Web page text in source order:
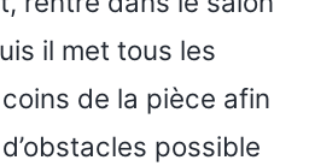
il met tous les
de la pièce afin
possible